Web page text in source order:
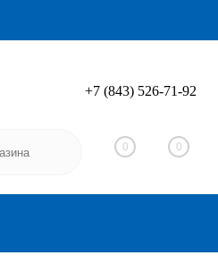
Вход Регистрация
+7 (843) 526-71-92
0 0